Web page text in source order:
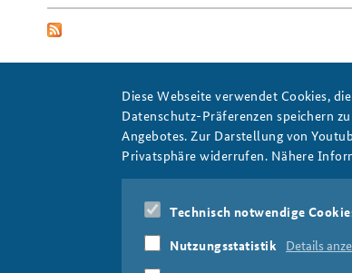
Diese Webseite verwendet Cookies,
Datenschutz-Präferenzen speichern
Angebotes. Zur Darstellung von
Privatsphäre widerrufen. Nähere
Technisch notwendige
Nutzungsstatistik Details